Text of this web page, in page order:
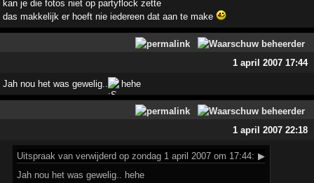
kan je die fotos niet op partyflock zette
das makkelijk er hoeft nie iedereen dat aan te make
1 april 2007 17:44
Jah nou het was gewelig.. hehe
1 april 2007 22:18
Uitspraak van verwijderd op zondag 1 april 2007 om 17:44: ▶
Jah nou het was gewelig.. hehe